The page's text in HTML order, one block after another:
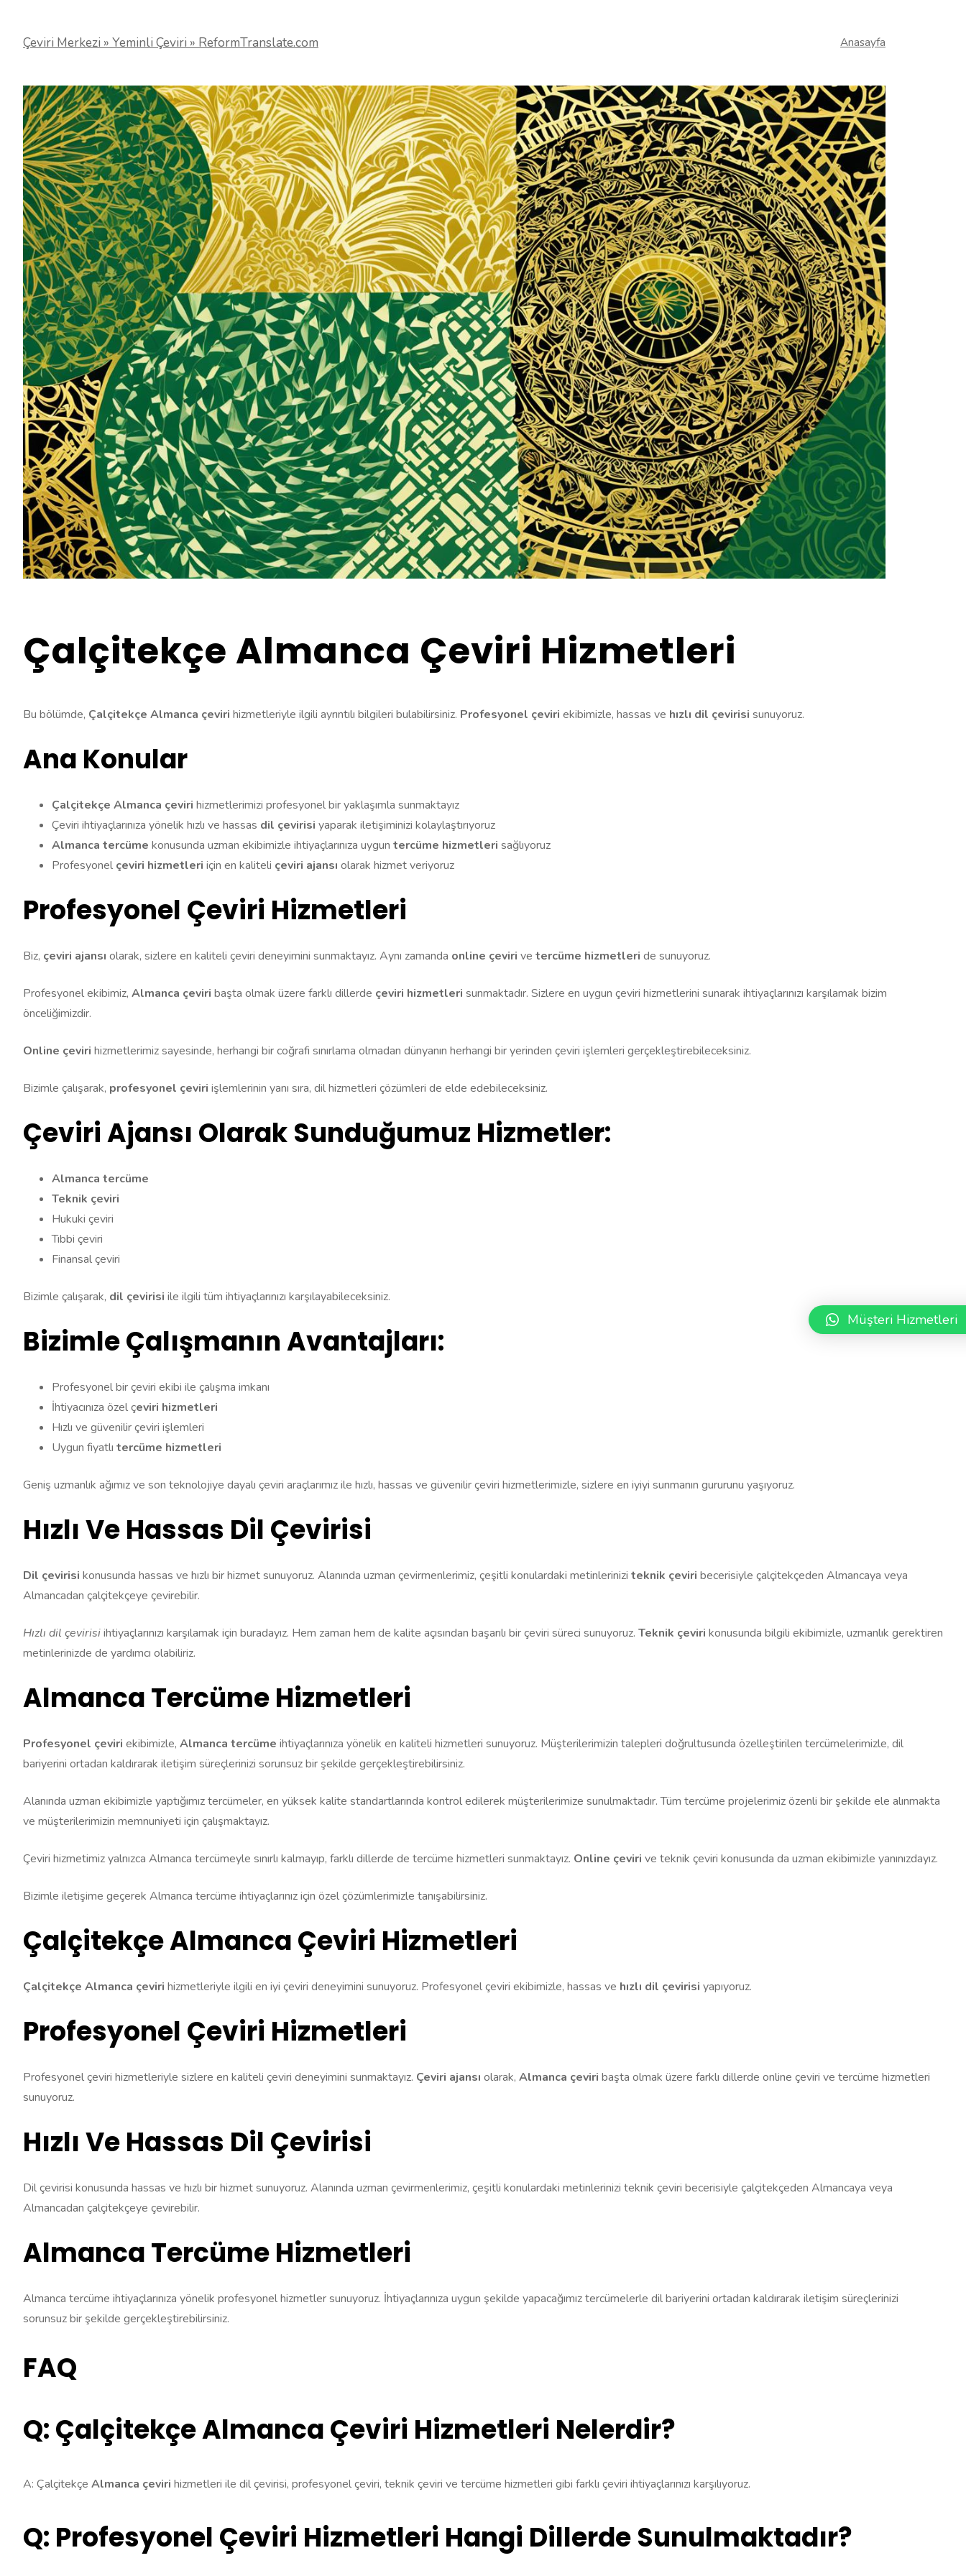
Çeviri Merkezi » Yeminli Çeviri » ReformTranslate.com Anasayfa
Çalçitekçe Almanca Çeviri Hizmetleri
Bu bölümde, Çalçitekçe Almanca çeviri hizmetleriyle ilgili ayrıntılı bilgileri bulabilirsiniz. Profesyonel çeviri ekibimizle, hassas ve hızlı dil çevirisi sunuyoruz.
Ana Konular
Çalçitekçe Almanca çeviri hizmetlerimizi profesyonel bir yaklaşımla sunmaktayız
Çeviri ihtiyaçlarınıza yönelik hızlı ve hassas dil çevirisi yaparak iletişiminizi kolaylaştırıyoruz
Almanca tercüme konusunda uzman ekibimizle ihtiyaçlarınıza uygun tercüme hizmetleri sağlıyoruz
Profesyonel çeviri hizmetleri için en kaliteli çeviri ajansı olarak hizmet veriyoruz
Profesyonel Çeviri Hizmetleri
Biz, çeviri ajansı olarak, sizlere en kaliteli çeviri deneyimini sunmaktayız. Aynı zamanda online çeviri ve tercüme hizmetleri de sunuyoruz.
Profesyonel ekibimiz, Almanca çeviri başta olmak üzere farklı dillerde çeviri hizmetleri sunmaktadır. Sizlere en uygun çeviri hizmetlerini sunarak ihtiyaçlarınızı karşılamak bizim
önceliğimizdir.
Online çeviri hizmetlerimiz sayesinde, herhangi bir coğrafi sınırlama olmadan dünyanın herhangi bir yerinden çeviri işlemleri gerçekleştirebileceksiniz.
Bizimle çalışarak, profesyonel çeviri işlemlerinin yanı sıra, dil hizmetleri çözümleri de elde edebileceksiniz.
Çeviri Ajansı Olarak Sunduğumuz Hizmetler:
Almanca tercüme
Teknik çeviri
Hukuki çeviri
Tıbbi çeviri
Finansal çeviri
Bizimle çalışarak, dil çevirisi ile ilgili tüm ihtiyaçlarınızı karşılayabileceksiniz.
Bizimle Çalışmanın Avantajları:
Profesyonel bir çeviri ekibi ile çalışma imkanı
İhtiyacınıza özel çeviri hizmetleri
Hızlı ve güvenilir çeviri işlemleri
Uygun fiyatlı tercüme hizmetleri
Geniş uzmanlık ağımız ve son teknolojiye dayalı çeviri araçlarımız ile hızlı, hassas ve güvenilir çeviri hizmetlerimizle, sizlere en iyiyi sunmanın gururunu yaşıyoruz.
Hızlı Ve Hassas Dil Çevirisi
Dil çevirisi konusunda hassas ve hızlı bir hizmet sunuyoruz. Alanında uzman çevirmenlerimiz, çeşitli konulardaki metinlerinizi teknik çeviri becerisiyle çalçitekçeden Almancaya veya
Almancadan çalçitekçeye çevirebilir.
Hızlı dil çevirisiihtiyaçlarınızı karşılamak için buradayız. Hem zaman hem de kalite açısından başarılı bir çeviri süreci sunuyoruz. Teknik çeviri konusunda bilgili ekibimizle, uzmanlık gerektiren
metinlerinizde de yardımcı olabiliriz.
Almanca Tercüme Hizmetleri
Profesyonel çeviri ekibimizle, Almanca tercüme ihtiyaçlarınıza yönelik en kaliteli hizmetleri sunuyoruz. Müşterilerimizin talepleri doğrultusunda özelleştirilen tercümelerimizle, dil
bariyerini ortadan kaldırarak iletişim süreçlerinizi sorunsuz bir şekilde gerçekleştirebilirsiniz.
Alanında uzman ekibimizle yaptığımız tercümeler, en yüksek kalite standartlarında kontrol edilerek müşterilerimize sunulmaktadır. Tüm tercüme projelerimiz özenli bir şekilde ele alınmakta
ve müşterilerimizin memnuniyeti için çalışmaktayız.
Çeviri hizmetimiz yalnızca Almanca tercümeyle sınırlı kalmayıp, farklı dillerde de tercüme hizmetleri sunmaktayız. Online çeviri ve teknik çeviri konusunda da uzman ekibimizle yanınızdayız.
Bizimle iletişime geçerek Almanca tercüme ihtiyaçlarınız için özel çözümlerimizle tanışabilirsiniz.
Çalçitekçe Almanca Çeviri Hizmetleri
Çalçitekçe Almanca çeviri hizmetleriyle ilgili en iyi çeviri deneyimini sunuyoruz. Profesyonel çeviri ekibimizle, hassas ve hızlı dil çevirisi yapıyoruz.
Profesyonel Çeviri Hizmetleri
Profesyonel çeviri hizmetleriyle sizlere en kaliteli çeviri deneyimini sunmaktayız. Çeviri ajansı olarak, Almanca çeviri başta olmak üzere farklı dillerde online çeviri ve tercüme hizmetleri
sunuyoruz.
Hızlı Ve Hassas Dil Çevirisi
Dil çevirisi konusunda hassas ve hızlı bir hizmet sunuyoruz. Alanında uzman çevirmenlerimiz, çeşitli konulardaki metinlerinizi teknik çeviri becerisiyle çalçitekçeden Almancaya veya
Almancadan çalçitekçeye çevirebilir.
Almanca Tercüme Hizmetleri
Almanca tercüme ihtiyaçlarınıza yönelik profesyonel hizmetler sunuyoruz. İhtiyaçlarınıza uygun şekilde yapacağımız tercümelerle dil bariyerini ortadan kaldırarak iletişim süreçlerinizi
sorunsuz bir şekilde gerçekleştirebilirsiniz.
FAQ
Q: Çalçitekçe Almanca Çeviri Hizmetleri Nelerdir?
A: Çalçitekçe Almanca çeviri hizmetleri ile dil çevirisi, profesyonel çeviri, teknik çeviri ve tercüme hizmetleri gibi farklı çeviri ihtiyaçlarınızı karşılıyoruz.
Q: Profesyonel Çeviri Hizmetleri Hangi Dillerde Sunulmaktadır?
Müşteri Hizmetleri